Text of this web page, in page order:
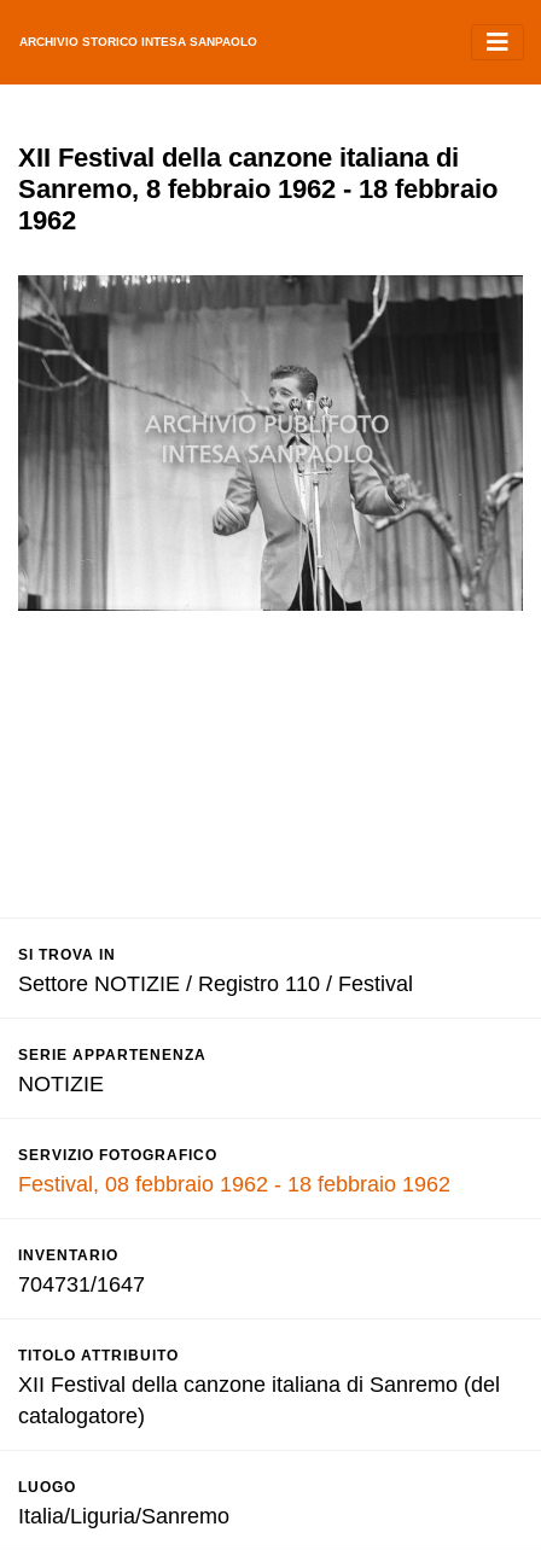
ARCHIVIO STORICO INTESA SANPAOLO
XII Festival della canzone italiana di
Sanremo, 8 febbraio 1962 - 18 febbraio
1962
SI TROVA IN
Settore NOTIZIE / Registro 110 / Festival
SERIE APPARTENENZA
NOTIZIE
SERVIZIO FOTOGRAFICO
Festival, 08 febbraio 1962 - 18 febbraio 1962
INVENTARIO
704731/1647
TITOLO ATTRIBUITO
XII Festival della canzone italiana di Sanremo (del
catalogatore)
LUOGO
Italia/Liguria/Sanremo